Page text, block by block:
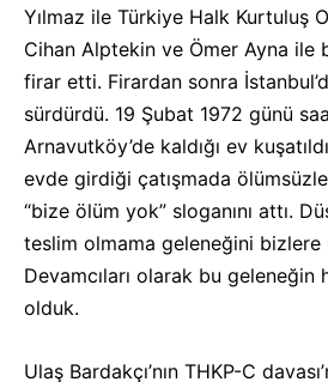
Yılmaz ile Türkiye Halk Kurtuluş
Cihan Alptekin ve Ömer Ayna ile
firar etti. Firardan sonra
sürdürdü. 19 Şubat 1972 günü
Arnavutköy’de kaldığı ev
evde girdiği çatışmada
“bize ölüm yok” sloganını attı.
teslim olmama geleneğini bizlere
Devamcıları olarak bu geleneğin
olduk.
Ulaş Bardakçı’nın THKP-C